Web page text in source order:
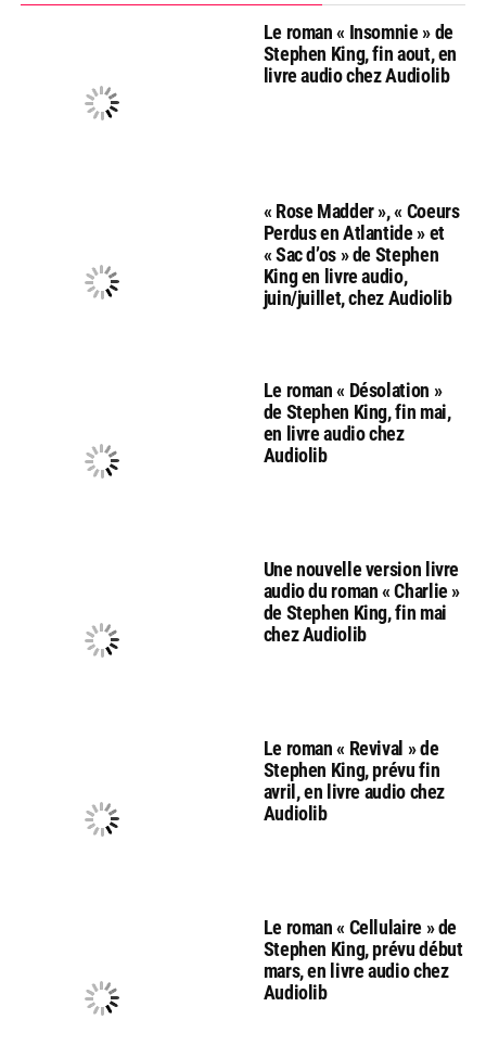
Le roman « Insomnie » de
Stephen King, fin aout, en
livre audio chez Audiolib
« Rose Madder », « Coeurs
Perdus en Atlantide » et
« Sac d’os » de Stephen
King en livre audio,
juin/juillet, chez Audiolib
Le roman « Désolation »
de Stephen King, fin mai,
en livre audio chez
Audiolib
Une nouvelle version livre
audio du roman « Charlie »
de Stephen King, fin mai
chez Audiolib
Le roman « Revival » de
Stephen King, prévu fin
avril, en livre audio chez
Audiolib
Le roman « Cellulaire » de
Stephen King, prévu début
mars, en livre audio chez
Audiolib